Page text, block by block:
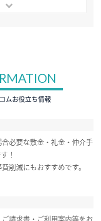
ムお役立ち情報
必要な敷金・礼金・仲介手
！
削減にもおすすめです。
請求書・ご利用案内等をお